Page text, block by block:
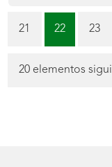
Página
21 Página
22 23
20 elementos